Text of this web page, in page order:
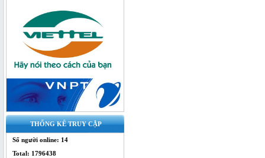
Bộ chia quang 1x4 SC/UPC - bộ chia
splitter
Bộ Chia Quang 1x4 Box - splitter
quang
THỐNG KÊ TRUY CẬP
Số người online: 14
Total: 1796438